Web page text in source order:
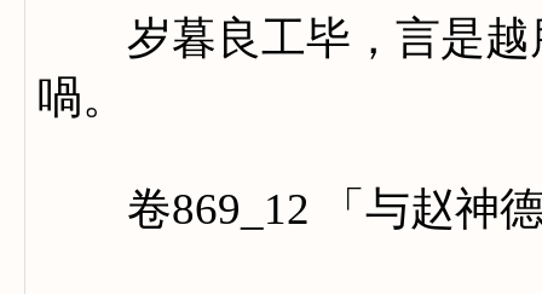
岁暮良工毕，言是越
喎。
卷869_12 「与赵神德